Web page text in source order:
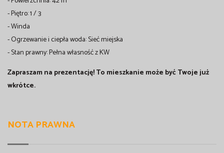
- Piętro: 1 / 3
- Winda
- Ogrzewanie i ciepła woda: Sieć miejska
- Stan prawny: Pełna własność z KW
Zapraszam na prezentację! To mieszkanie może być Twoje już
wkrótce.
NOTA PRAWNA